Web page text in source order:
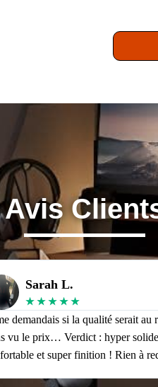
Avis
Sarah L.
★★★★★
demandais si la qualité serait au
vu le prix… Verdict : hyper
et super finition ! Rien à